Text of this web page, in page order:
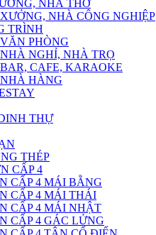
NHÀ THỜ
NHÀ CÔNG NGHIỆP
TRÌNH
PHÒNG
NGHỈ, NHÀ TRỌ
CAFE, KARAOKE
HÀNG
THỰ
THÉP
CẤP 4
CẤP 4 MÁI BẰNG
CẤP 4 MÁI THÁI
CẤP 4 MÁI NHẬT
CẤP 4 GÁC LỬNG